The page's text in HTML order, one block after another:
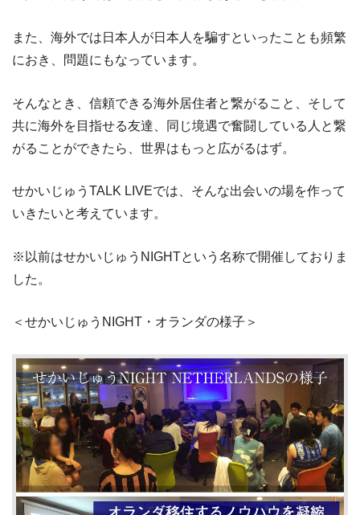
また、海外では日本人が日本人を騙すといったことも頻繁
におき、問題にもなっています。
そんなとき、信頼できる海外居住者と繋がること、そして
共に海外を目指せる友達、同じ境遇で奮闘している人と繋
がることができたら、世界はもっと広がるはず。
せかいじゅうTALK LIVEでは、そんな出会いの場を作って
いきたいと考えています。
※以前はせかいじゅうNIGHTという名称で開催しておりま
した。
＜せかいじゅうNIGHT・オランダの様子＞